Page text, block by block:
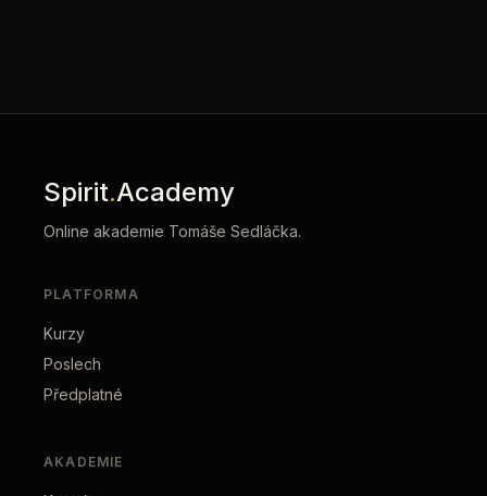
Spirit.Academy
Online akademie Tomáše Sedláčka.
PLATFORMA
Kurzy
Poslech
Předplatné
AKADEMIE